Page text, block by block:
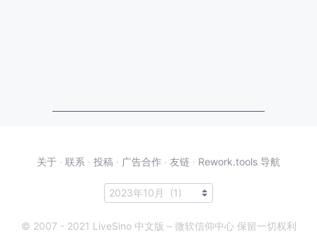
关于 · 联系 · 投稿 · 广告合作 · 友链 · Rework.tools 导航
© 2007 - 2021 LiveSino 中文版 – 微软信仰中心 保留一切权利